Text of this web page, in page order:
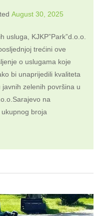
August 30, 2025
usluga, KJKP”Park”d.o.o.
trećini ove
o uslugama koje
bi unaprijedili kvaliteta
zelenih površina u
na
broja